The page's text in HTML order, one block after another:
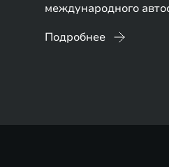
международного
Подробнее